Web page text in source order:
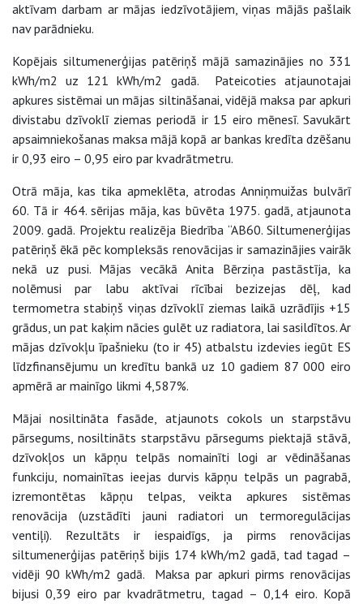
aktīvam darbam ar mājas iedzīvotājiem, viņas mājās pašlaik
nav parādnieku.
Kopējais siltumenerģijas patēriņš mājā samazinājies no 331
kWh/m2 uz 121 kWh/m2 gadā. Pateicoties atjaunotajai
apkures sistēmai un mājas siltināšanai, vidējā maksa par apkuri
divistabu dzīvoklī ziemas periodā ir 15 eiro mēnesī. Savukārt
apsaimniekošanas maksa mājā kopā ar bankas kredīta dzēšanu
ir 0,93 eiro – 0,95 eiro par kvadrātmetru.
Otrā māja, kas tika apmeklēta, atrodas Anniņmuižas bulvārī
60. Tā ir 464. sērijas māja, kas būvēta 1975. gadā, atjaunota
2009. gadā. Projektu realizēja Biedrība “AB60. Siltumenerģijas
patēriņš ēkā pēc kompleksās renovācijas ir samazinājies vairāk
nekā uz pusi. Mājas vecākā Anita Bērziņa pastāstīja, ka
nolēmusi par labu aktīvai rīcībai bezizejas dēļ, kad
termometra stabiņš viņas dzīvoklī ziemas laikā uzrādījis +15
grādus, un pat kaķim nācies gulēt uz radiatora, lai sasildītos. Ar
mājas dzīvokļu īpašnieku (to ir 45) atbalstu izdevies iegūt ES
līdzfinansējumu un kredītu bankā uz 10 gadiem 87 000 eiro
apmērā ar mainīgo likmi 4,587%.
Mājai nosiltināta fasāde, atjaunots cokols un starpstāvu
pārsegums, nosiltināts starpstāvu pārsegums piektajā stāvā,
dzīvokļos un kāpņu telpās nomainīti logi ar vēdināšanas
funkciju, nomainītas ieejas durvis kāpņu telpās un pagrabā,
izremontētas kāpņu telpas, veikta apkures sistēmas
renovācija (uzstādīti jauni radiatori un termoregulācijas
ventiļi). Rezultāts ir iespaidīgs, ja pirms renovācijas
siltumenerģijas patēriņš bijis 174 kWh/m2 gadā, tad tagad –
vidēji 90 kWh/m2 gadā. Maksa par apkuri pirms renovācijas
bijusi 0,39 eiro par kvadrātmetru, tagad – 0,14 eiro. Kopā